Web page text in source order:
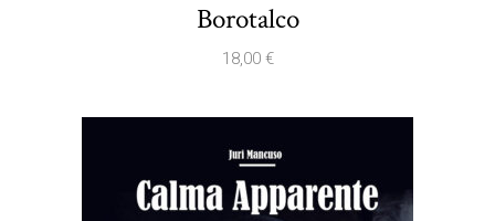
Borotalco
18,00 €